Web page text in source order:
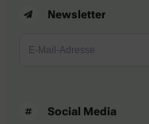
Newsletter
Social Media